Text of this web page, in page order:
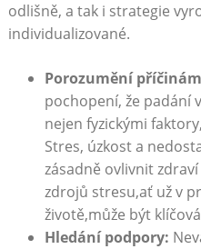
odlišně, a tak i strategie
individualizované.
Porozumění
pochopení, že padání
nejen fyzickými
Stres, úzkost a
zásadně ovlivnit
zdrojů stresu,ať už v
životě,může být
Hledání podpory: